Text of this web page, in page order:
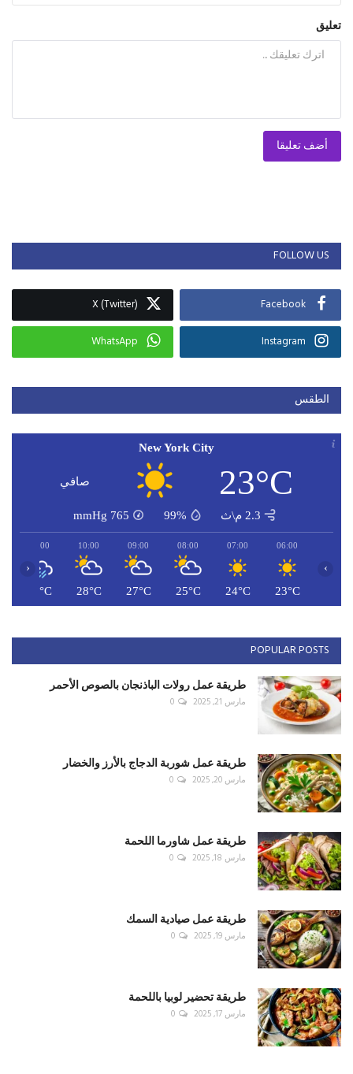
تعليق
أضف تعليقا
FOLLOW US
Facebook
X (Twitter)
Instagram
WhatsApp
الطقس
New York City
23°C صافي
2.3 م\ث 99%
765
mmHg
06:00
23°C
07:00
24°C
08:00
25°C
09:00
27°C
10:00
28°C
11:00
29°C
‹ ›
POPULAR POSTS
طريقة عمل رولات الباذنجان بالصوص الأحمر
مارس 21, 2025 0
طريقة عمل شوربة الدجاج بالأرز والخضار
مارس 20, 2025 0
طريقة عمل شاورما اللحمة
مارس 18, 2025 0
طريقة عمل صيادية السمك
مارس 19, 2025 0
طريقة تحضير لوبيا باللحمة
مارس 17, 2025 0